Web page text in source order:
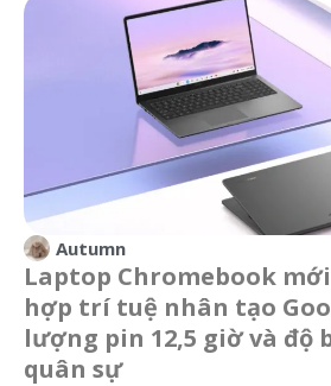
Autumn
Laptop Chromebook mới
hợp trí tuệ nhân tạo
lượng pin 12,5 giờ và độ
quân sự